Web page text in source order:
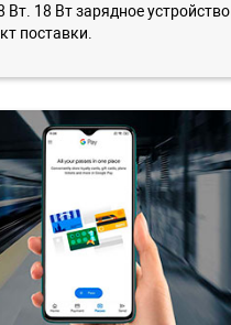
Вт. 18 Вт зарядное устройство
поставки.